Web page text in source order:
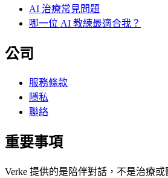
AI 治療常見問題
哪一位 AI 教練最適合我？
公司
服務條款
隱私
聯絡
重要事項
Verke 提供的是陪伴對話，不是治療